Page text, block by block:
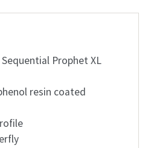
Prophet XL
resin coated